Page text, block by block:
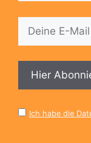
Ich habe die